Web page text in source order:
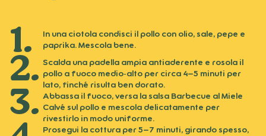
In una ciotola condisci il pollo con olio, sale, pepe e
paprika. Mescola bene.
Scalda una padella ampia antiaderente e rosola il
pollo a fuoco medio‑alto per circa 4–5 minuti per
lato, finché risulta ben dorato.
Abbassa il fuoco, versa la salsa Barbecue al Miele
Calvé sul pollo e mescola delicatamente per
rivestirlo in modo uniforme.
Prosegui la cottura per 5–7 minuti, girando spesso,